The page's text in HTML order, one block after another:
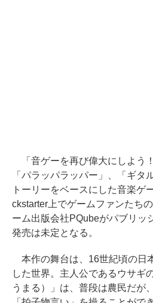
「音ゲーを再び偉大にしよう
「パラッパラッパー」、「ギタ
トーリーをベースにした音楽ゲ
ckstarter上でゲームファンたち
ーム出版会社PQubeがパブリッ
発売は未定となる。
本作の舞台は、16世紀頃の日
した世界。主人公であるウサギ
うまる）」は、普段は農民だが